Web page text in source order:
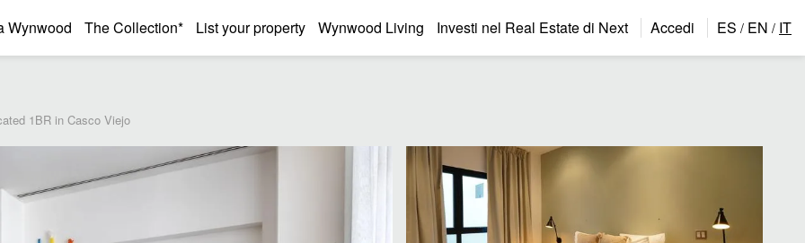
Wynwood The Collection* List your property Wynwood Living Investi nel Real Estate di Next Accedi ES / EN / IT
1BR in Casco Viejo